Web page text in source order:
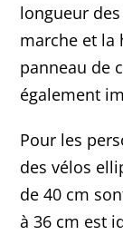
longueur
marche et la
panneau de
également
Pour les
des vélos
de 40 cm
à 36 cm est